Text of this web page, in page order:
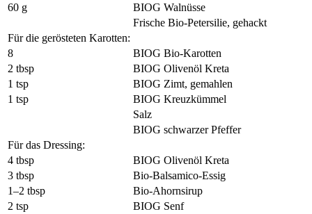
60 g
BIOG Walnüsse
Frische Bio-Petersilie, gehackt
Für die gerösteten Karotten:
8
BIOG Bio-Karotten
2 tbsp
BIOG Olivenöl Kreta
1 tsp
BIOG Zimt, gemahlen
1 tsp
BIOG Kreuzkümmel
Salz
BIOG schwarzer Pfeffer
Für das Dressing:
4 tbsp
BIOG Olivenöl Kreta
3 tbsp
Bio-Balsamico-Essig
1–2 tbsp
Bio-Ahornsirup
2 tsp
BIOG Senf